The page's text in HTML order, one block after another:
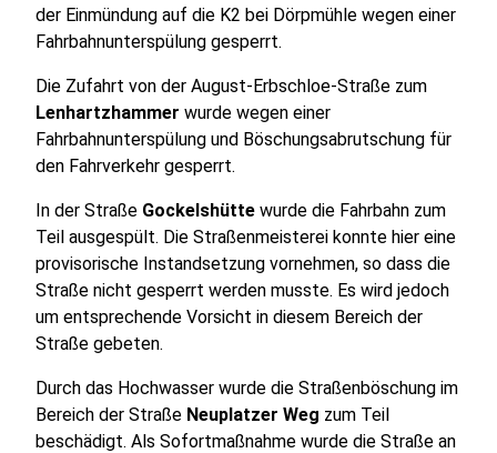
der Einmündung auf die K2 bei Dörpmühle wegen einer
Fahrbahnunterspülung gesperrt.
Die Zufahrt von der August-Erbschloe-Straße zum
Lenhartzhammer wurde wegen einer
Fahrbahnunterspülung und Böschungsabrutschung für
den Fahrverkehr gesperrt.
In der Straße Gockelshütte wurde die Fahrbahn zum
Teil ausgespült. Die Straßenmeisterei konnte hier eine
provisorische Instandsetzung vornehmen, so dass die
Straße nicht gesperrt werden musste. Es wird jedoch
um entsprechende Vorsicht in diesem Bereich der
Straße gebeten.
Durch das Hochwasser wurde die Straßenböschung im
Bereich der Straße Neuplatzer Weg zum Teil
beschädigt. Als Sofortmaßnahme wurde die Straße an